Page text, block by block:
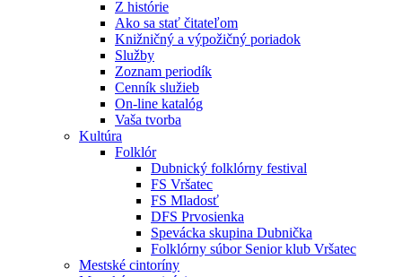
Z histórie
Ako sa stať čitateľom
Knižničný a výpožičný poriadok
Služby
Zoznam periodík
Cenník služieb
On-line katalóg
Vaša tvorba
Kultúra
Folklór
Dubnický folklórny festival
FS Vršatec
FS Mladosť
DFS Prvosienka
Spevácka skupina Dubnička
Folklórny súbor Senior klub Vršatec
Mestské cintoríny